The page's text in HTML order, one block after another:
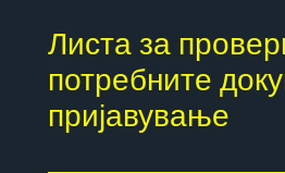
Листа за
потребните
пријавување